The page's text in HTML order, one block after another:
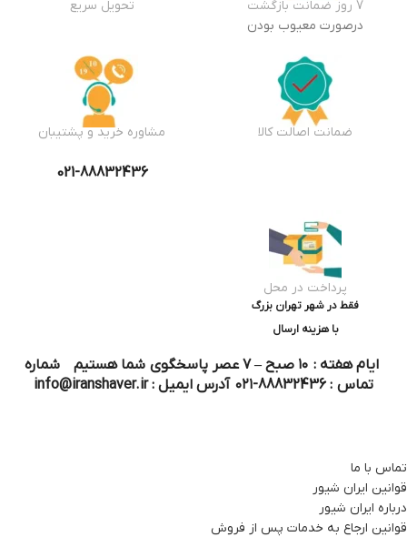
7 روز ضمانت بازگشت
درصورت معیوب بودن
تحویل سریع
ضمانت اصالت کالا مشاوره خرید و پشتیبان
021-88832436
پرداخت در محل
فقط در شهر تهران بزرگ
با هزینه ارسال
ایام هفته : ۱۰ صبح – ۷ عصر پاسخگوی شما هستیم شماره
تماس : 88832436-۰۲۱ آدرس ایمیل : info@iranshaver.ir
تماس با ما
قوانین ایران شیور
درباره ایران شیور
قوانین ارجاع به خدمات پس از فروش